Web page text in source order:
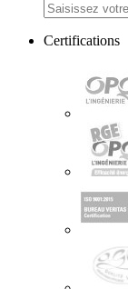
Certifications